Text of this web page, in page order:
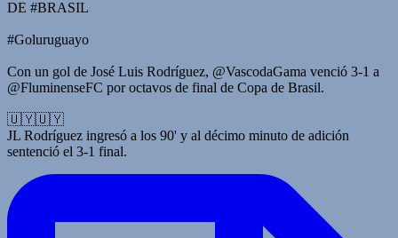
DE #BRASIL
#Goluruguayo
Con un gol de José Luis Rodríguez, @VascodaGama venció 3-1 a
@FluminenseFC por octavos de final de Copa de Brasil.
🇺🇾🇺🇾
JL Rodríguez ingresó a los 90' y al décimo minuto de adición
sentenció el 3-1 final.